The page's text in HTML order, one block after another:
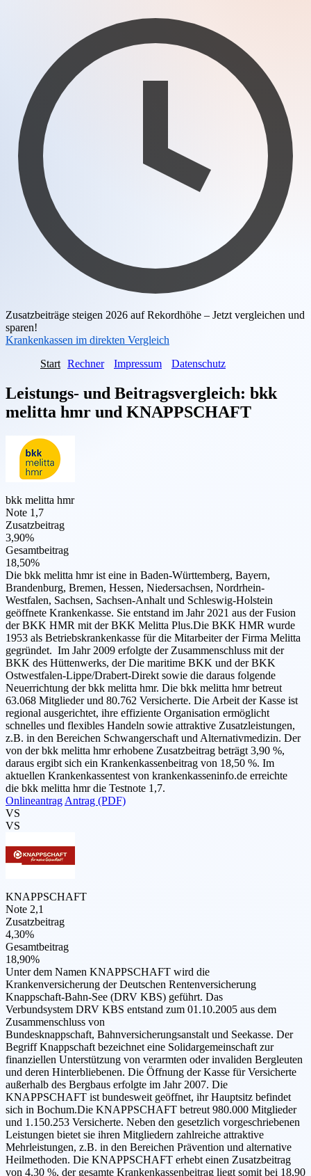
Zusatzbeiträge steigen 2026 auf Rekordhöhe – Jetzt vergleichen und
sparen!
Krankenkassen im direkten Vergleich
Start Rechner Impressum Datenschutz
Leistungs- und Beitragsvergleich: bkk
melitta hmr und KNAPPSCHAFT
bkk melitta hmr
Note 1,7
Zusatzbeitrag
3,90%
Gesamtbeitrag
18,50%
Die bkk melitta hmr ist eine in Baden-Württemberg, Bayern,
Brandenburg, Bremen, Hessen, Niedersachsen, Nordrhein-
Westfalen, Sachsen, Sachsen-Anhalt und Schleswig-Holstein
geöffnete Krankenkasse. Sie entstand im Jahr 2021 aus der Fusion
der BKK HMR mit der BKK Melitta Plus.Die BKK HMR wurde
1953 als Betriebskrankenkasse für die Mitarbeiter der Firma Melitta
gegründet. Im Jahr 2009 erfolgte der Zusammenschluss mit der
BKK des Hüttenwerks, der Die maritime BKK und der BKK
Ostwestfalen-Lippe/Drabert-Direkt sowie die daraus folgende
Neuerrichtung der bkk melitta hmr. Die bkk melitta hmr betreut
63.068 Mitglieder und 80.762 Versicherte. Die Arbeit der Kasse ist
regional ausgerichtet, ihre effiziente Organisation ermöglicht
schnelles und flexibles Handeln sowie attraktive Zusatzleistungen,
z.B. in den Bereichen Schwangerschaft und Alternativmedizin. Der
von der bkk melitta hmr erhobene Zusatzbeitrag beträgt 3,90 %,
daraus ergibt sich ein Krankenkassenbeitrag von 18,50 %. Im
aktuellen Krankenkassentest von krankenkasseninfo.de erreichte
die bkk melitta hmr die Testnote 1,7.
Onlineantrag Antrag (PDF)
VS
VS
KNAPPSCHAFT
Note 2,1
Zusatzbeitrag
4,30%
Gesamtbeitrag
18,90%
Unter dem Namen KNAPPSCHAFT wird die
Krankenversicherung der Deutschen Rentenversicherung
Knappschaft-Bahn-See (DRV KBS) geführt. Das
Verbundsystem DRV KBS entstand zum 01.10.2005 aus dem
Zusammenschluss von
Bundesknappschaft, Bahnversicherungsanstalt und Seekasse. Der
Begriff Knappschaft bezeichnet eine Solidargemeinschaft zur
finanziellen Unterstützung von verarmten oder invaliden Bergleuten
und deren Hinterbliebenen. Die Öffnung der Kasse für Versicherte
außerhalb des Bergbaus erfolgte im Jahr 2007. Die
KNAPPSCHAFT ist bundesweit geöffnet, ihr Hauptsitz befindet
sich in Bochum.Die KNAPPSCHAFT betreut 980.000 Mitglieder
und 1.150.253 Versicherte. Neben den gesetzlich vorgeschriebenen
Leistungen bietet sie ihren Mitgliedern zahlreiche attraktive
Mehrleistungen, z.B. in den Bereichen Prävention und alternative
Heilmethoden. Die KNAPPSCHAFT erhebt einen Zusatzbeitrag
von 4,30 %, der gesamte Krankenkassenbeitrag liegt somit bei 18,90